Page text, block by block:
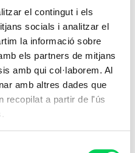
el contingut i els
socials i analitzar el
la informació sobre
els partners de mitjans
amb qui col·laborem. Al
amb altres dades que
recopilat a partir de l'ús